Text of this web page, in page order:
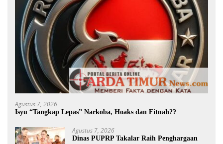
Berita Kriminal
Ini adalah contoh deskripsi untuk widget recent post wpberita, anda bisa
memasukkan deskripsi pada widget ini.